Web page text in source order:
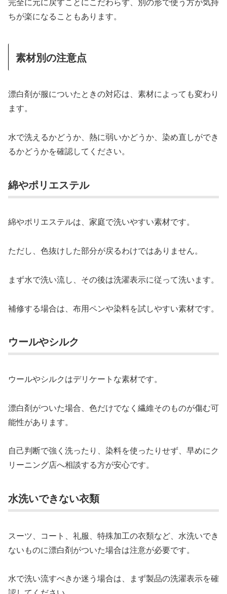
ちが楽になることもあります。
素材別の注意点
漂白剤が服についたときの対応は、素材によっても変わり
ます。
水で洗えるかどうか、熱に弱いかどうか、染め直しができ
るかどうかを確認してください。
綿やポリエステル
綿やポリエステルは、家庭で洗いやすい素材です。
ただし、色抜けした部分が戻るわけではありません。
まず水で洗い流し、その後は洗濯表示に従って洗います。
補修する場合は、布用ペンや染料を試しやすい素材です。
ウールやシルク
ウールやシルクはデリケートな素材です。
漂白剤がついた場合、色だけでなく繊維そのものが傷む可
能性があります。
自己判断で強く洗ったり、染料を使ったりせず、早めにク
リーニング店へ相談する方が安心です。
水洗いできない衣類
スーツ、コート、礼服、特殊加工の衣類など、水洗いでき
ないものに漂白剤がついた場合は注意が必要です。
水で洗い流すべきか迷う場合は、まず製品の洗濯表示を確